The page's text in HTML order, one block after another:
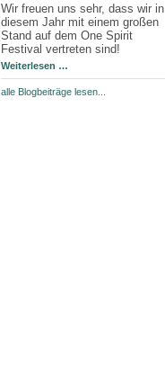
Wir freuen uns sehr, dass wir in
diesem Jahr mit einem großen
Stand auf dem One Spirit
Festival vertreten sind!
Weiterlesen …
alle Blogbeiträge lesen...